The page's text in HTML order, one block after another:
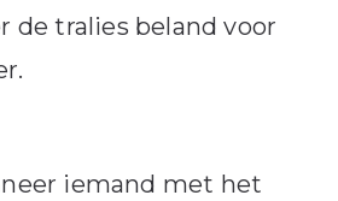
de tralies beland voor
iemand met het